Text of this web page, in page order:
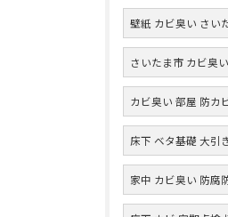
壁紙 カビ臭い さい
さいたま市 カビ臭
カビ臭い 部屋 防カ
床下 ベタ基礎 大引
家中 カビ臭い 防腐